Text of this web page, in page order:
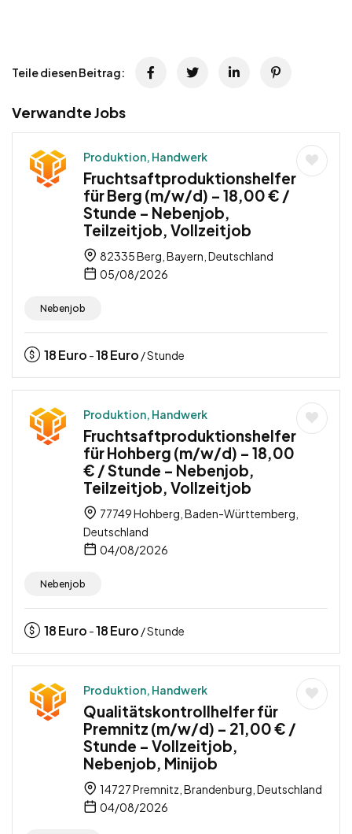
Teile diesen Beitrag:
Verwandte Jobs
Produktion, Handwerk
Fruchtsaftproduktionshelfer
für Berg (m/w/d) – 18,00 € /
Stunde – Nebenjob,
Teilzeitjob, Vollzeitjob
82335 Berg, Bayern, Deutschland
05/08/2026
Nebenjob
18Euro -18Euro / Stunde
Produktion, Handwerk
Fruchtsaftproduktionshelfer
für Hohberg (m/w/d) – 18,00
€ / Stunde – Nebenjob,
Teilzeitjob, Vollzeitjob
77749 Hohberg, Baden-Württemberg,
Deutschland
04/08/2026
Nebenjob
18Euro -18Euro / Stunde
Produktion, Handwerk
Qualitätskontrollhelfer für
Premnitz (m/w/d) – 21,00 € /
Stunde – Vollzeitjob,
Nebenjob, Minijob
14727 Premnitz, Brandenburg, Deutschland
04/08/2026